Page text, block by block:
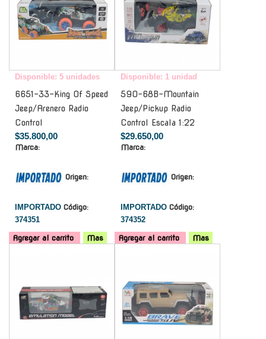
Disponible: 5 unidades
6651-33-King Of Speed
Jeep/Arenero Radio
Control
$35.800,00
Marca:
Origen:
IMPORTADO Código:
374351
Agregar al carrito Mas
Disponible: 1 unidad
590-68B-Mountain
Jeep/Pickup Radio
Control Escala 1:22
$29.650,00
Marca:
Origen:
IMPORTADO Código:
374352
Agregar al carrito
Mas